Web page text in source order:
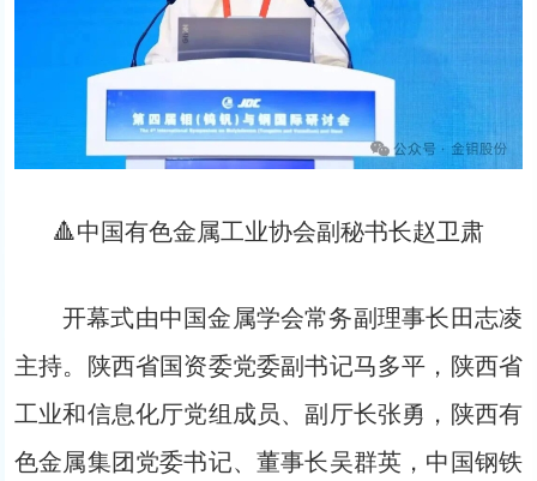
🔺中国有色金属工业协会副秘书长赵卫肃
开幕式由中国金属学会常务副理事长田志凌
主持。陕西省国资委党委副书记马多平，陕西省
工业和信息化厅党组成员、副厅长张勇，陕西有
色金属集团党委书记、董事长吴群英，中国钢铁